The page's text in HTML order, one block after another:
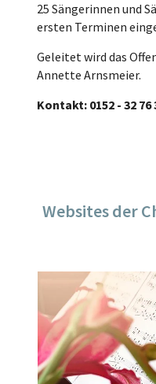
25 Sängerinnen und
ersten Terminen
Geleitet wird das
Annette Arnsmeier.
Kontakt: 0152 - 32 76
Websites der